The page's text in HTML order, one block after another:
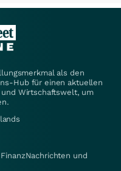
als den
Hub für einen aktuellen
Wirtschaftswelt, um
und